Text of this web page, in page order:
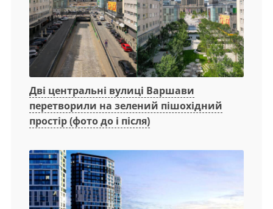
Дві центральні вулиці Варшави
перетворили на зелений пішохідний
простір (фото до і після)